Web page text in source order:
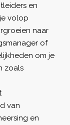
en
volop
naar
of
om je
zoals
van
en